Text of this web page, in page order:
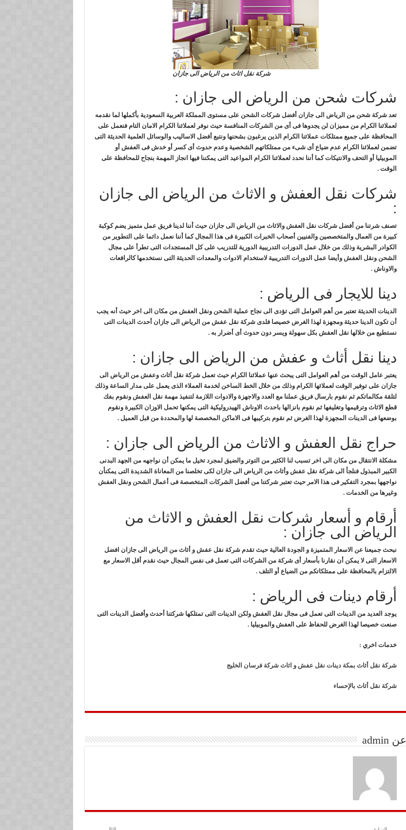
شركة نقل اثاث من الرياض الى جازان
شركات شحن من الرياض الى جازان :
تعد شركة شحن من الرياض الى جازان أفضل شركات الشحن على مستوى المملكة العربية السعودية بأكملها لما نقدمه
لعملائنا الكرام من مميزان لن يجدوها فى أى من الشركات المنافسة حيث نوفر لعملائنا الكرام الامان التام فنعمل على
المحافظة على جميع ممتلكات عملائنا الكرام الذين يرغبون بشحنها ونتبع أفضل الاساليب والوسائل العلمية الحديثة التى
تضمن لعملائنا الكرام عدم ضياع أى شىء من ممتلكاتهم الشخصية وعدم حدوث أى كسر أو خدش فى العفش أو
الموبيليا أو التحف والانتيكات كما أننا نحدد لعملائنا الكرام المواعيد التى يمكننا فيها انجاز المهمة بنجاح للمحافظة على
الوقت .
شركات نقل العفش و الاثاث من الرياض الى جازان
:
تصنف شرتنا من أفضل شركات نقل العفش والاثاث من الرياض الى جازان حيث أننا لدينا فريق عمل متميز يضم كوكبة
كبيرة من العمال والمتخصصين والفنيين أصحاب الخبرات الكبيرة فى هذا المجال كما أننا نعمل دائما على التطوير من
الكوادر البشرية وذلك من خلال عمل الدورات التدريبية الدورية للتدريب على كل المستجدات التى تطرأ على مجال
الشحن ونقل العفش وأيضا عمل الدورات التدريبية لاستخدام الادوات والمعدات الحديثة التى نستخدمها كالرافعات
والاوناش .
دينا للايجار فى الرياض :
الدينات الحديثة تعتبر من أهم العوامل التى تؤدى الى نجاح عملية الشحن ونقل العفش من مكان الى اخر حيث أنه يجب
أن تكون الدينا حديثة ومجهزة لهذا الغرض خصيصا فلدى شركة نقل عفش من الرياض الى جازان أحدث الدينات التى
نستطيع من خلالها نقل العفش بكل سهولة ويسر دون حدوث أى أضرار به .
دينا نقل أثاث و عفش من الرياض الى جازان :
يعتبر عامل الوقت من أهم العوامل التى يبحث عنها عملائنا الكرام حيث تعمل شركة نقل أثاث وعفش من الرياض الى
جازان على توفير الوقت لعملائها الكرام وذلك من خلال الخط الساخن لخدمة العملاء الذى يعمل على مدار الساعة وذلك
لتلقة مكالماتكم ثم نقوم بارسال فريق عملنا مع العدد والاجهزة والادوات اللازمة لتنفيذ مهمة نقل العفش ونقوم بفك
قطع الاثاث وترقيمها وتغليفها ثم نقوم بانزالها باحدث الاوناش الهيدروليكية التى يمكنها تحمل الاوزان الكبيرة ونقوم
بوضعها فى الدينات المجهزة لهذا الغرض ثم نقوم بتركيبها فى الاماكن المخصصة لها والمحددة من قبل العميل .
حراج نقل العفش و الاثاث من الرياض الى جازان :
مشكلة الانتقال من مكان الى اخر تسبب لنا الكثير من التوتر والضيق لمجرد تخيل ما يمكن أن نواجهه من الجهد البدنى
الكبير المبذول فنلجأ الى شركة نقل عفش وأثاث من الرياض الى جازان لكى تخلصنا من المعاناة الشديدة التى يمكنأن
نواجهها بمجرد التفكير فى هذا الامر حيث تعتبر شركتنا من أفضل الشركات المتخصصة فى أعمال الشحن ونقل العفش
وغيرها من الخدمات .
أرقام و أسعار شركات نقل العفش و الاثاث من
الرياض الى جازان :
نبحث جميعنا عن الاسعار المتميزة و الجودة العالية حيث تقدم شركة نقل عفش و أثاث من الرياض الى جازان افضل
الاسعار التى لا يمكن أن نقارنا بأسعار أى شركة من الشركات التى تعمل فى نفس المجال حيث نقدم أقل الاسعار مع
الالتزام بالمحافظة على ممتلكاتكم من الضياع أو التلف .
أرقام دينات فى الرياض :
يوجد العديد من الدينات التى تعمل فى مجال نقل العفش ولكن الدينات التى تمتلكها شركتنا أحدث وأفضل الدينات التى
صنعت خصيصا لهذا الغرض للحفاظ على العفش والموبيليا .
خدمات اخري :
شركة نقل أثاث بمكة دينات نقل عفش و اثاث شركة فرسان الخليج
شركة نقل أثاث بالإحساء
عن admin